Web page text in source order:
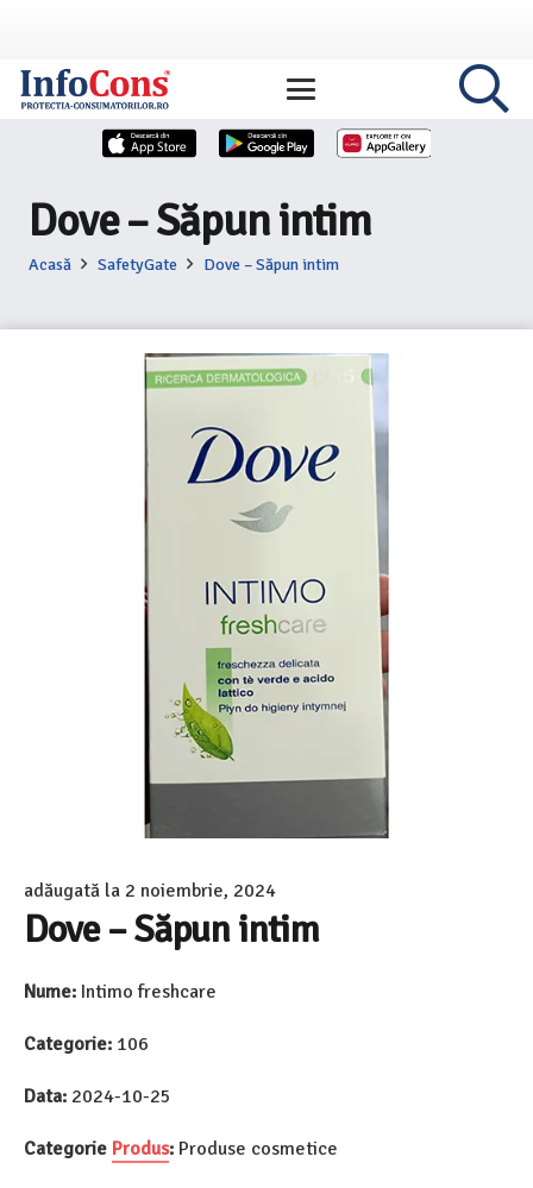
Dove – Săpun intim
Acasă SafetyGate Dove – Săpun intim
adăugată la 2 noiembrie, 2024
Dove – Săpun intim
Nume: Intimo freshcare
Categorie: 106
Data: 2024-10-25
Categorie Produs: Produse cosmetice